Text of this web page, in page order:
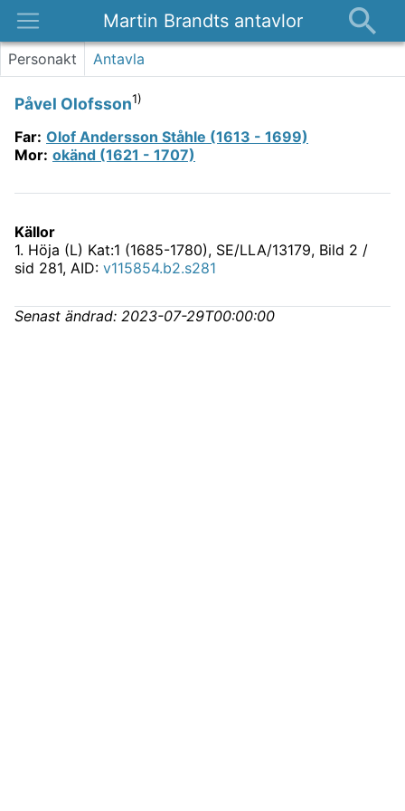
Martin Brandts antavlor
Platser
Om
Kontakt
Personakt Antavla
Påvel Olofsson1)
Far: Olof Andersson Ståhle (1613 - 1699)
Mor: okänd (1621 - 1707)
Källor
1. Höja (L) Kat:1 (1685-1780), SE/LLA/13179, Bild 2 /
sid 281, AID: v115854.b2.s281
Senast ändrad: 2023-07-29T00:00:00